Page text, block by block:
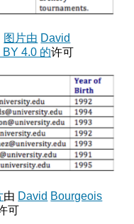
图片由 David
BY 4.0 的许可
由 David Bourgeois
可